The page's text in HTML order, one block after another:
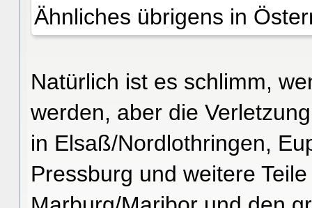
Ähnliches übrigens in
Natürlich ist es schlimm,
werden, aber die
in Elsaß/Nordlothringen,
Pressburg und weitere